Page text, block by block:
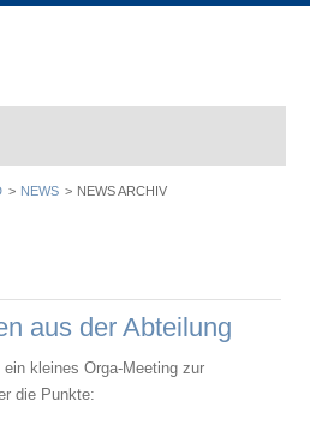
NEWS NEWS ARCHIV
aus der Abteilung
kleines Orga-Meeting zur
die Punkte: